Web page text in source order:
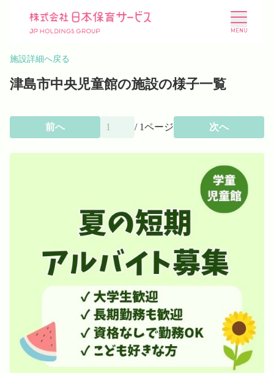
施設を探す 選ばれる理由
ニュース
投資家情報 採用情報
Language
ホーム
利用者の声
プライバシーポリシー
施設詳細へ戻る
津島市中央児童館の施設の様子一覧
前へ / 1ページ 次へ